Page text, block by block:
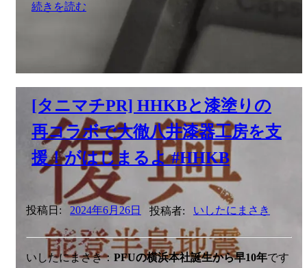
続きを読む
[タニマチPR] HHKBと漆塗りの
再コラボで大徹八井漆器工房を支
援！がはじまるよ #HHKB
投稿日: 2024年6月26日 投稿者: いしたにまさき
いしたにまさき： PFUの横浜本社誕生から早10年です